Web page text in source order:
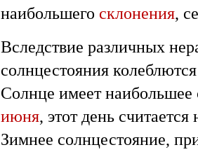
наибольшего склонения,
Вследствие различных
солнцестояния
Солнце имеет наибольшее
июня, этот день
Зимнее солнцестояние,